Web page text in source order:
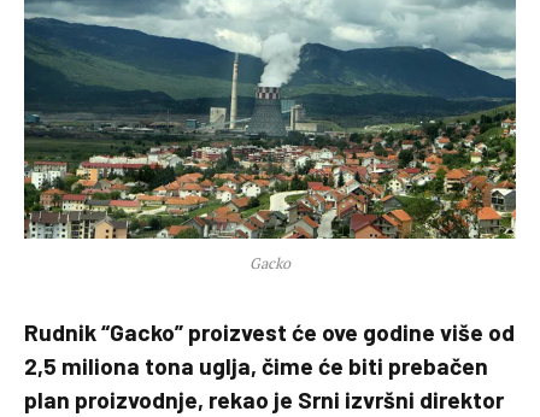
Gacko
Rudnik “Gacko” proizvest će ove godine više od
2,5 miliona tona uglja, čime će biti prebačen
plan proizvodnje, rekao je Srni izvršni direktor